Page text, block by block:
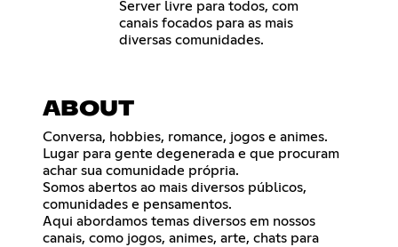
Server livre para todos, com
canais focados para as mais
diversas comunidades.
ABOUT
Conversa, hobbies, romance, jogos e animes.
Lugar para gente degenerada e que procuram
achar sua comunidade própria.
Somos abertos ao mais diversos públicos,
comunidades e pensamentos.
Aqui abordamos temas diversos em nossos
canais, como jogos, animes, arte, chats para